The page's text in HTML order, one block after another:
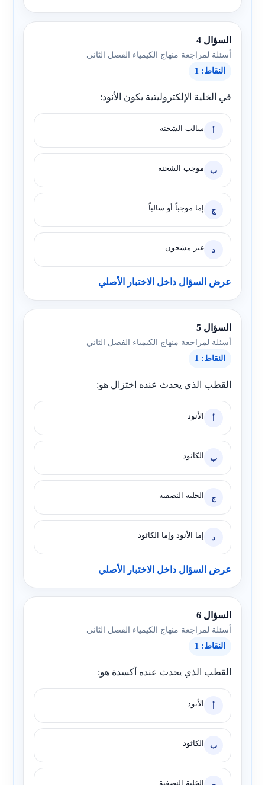
السؤال 4
أسئلة لمراجعة منهاج الكيمياء الفصل الثاني
النقاط: 1
في الخلية الإلكتروليتية يكون الأنود:
أ سالب الشحنة
ب موجب الشحنة
ج إما موجباً أو سالباً
د غير مشحون
عرض السؤال داخل الاختبار الأصلي
السؤال 5
أسئلة لمراجعة منهاج الكيمياء الفصل الثاني
النقاط: 1
القطب الذي يحدث عنده اختزال هو:
أ الأنود
ب الكاثود
ج الخلية النصفية
د إما الأنود وإما الكاثود
عرض السؤال داخل الاختبار الأصلي
السؤال 6
أسئلة لمراجعة منهاج الكيمياء الفصل الثاني
النقاط: 1
القطب الذي يحدث عنده أكسدة هو:
أ الأنود
ب الكاثود
الخلية النصفية